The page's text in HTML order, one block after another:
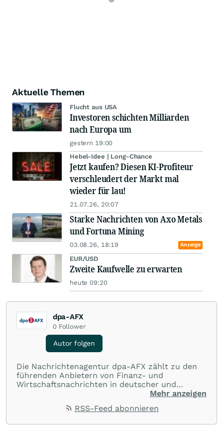
Aktuelle Themen
Flucht aus USA
Investoren schichten Milliarden
nach Europa um
gestern 19:00
Hebel-Idee | Long-Chance
Jetzt kaufen? Diesen KI-Profiteur
verschleudert der Markt mal
wieder für lau!
21.07.26, 20:07
Starke Nachrichten von Axo Metals
und Fortuna Mining
03.08.26, 18:19 Anzeige
EUR/USD
Zweite Kaufwelle zu erwarten
heute 09:20
dpa-AFX
0 Follower
Autor folgen
Die Nachrichtenagentur dpa-AFX zählt zu den
führenden Anbietern von Finanz- und
Wirtschaftsnachrichten in deutscher und
englischer Sprache. Gestützt auf ein
dpa-AFX unabhängig, zuverlässig und schnell
Mehr anzeigen
RSS-Feed abonnieren